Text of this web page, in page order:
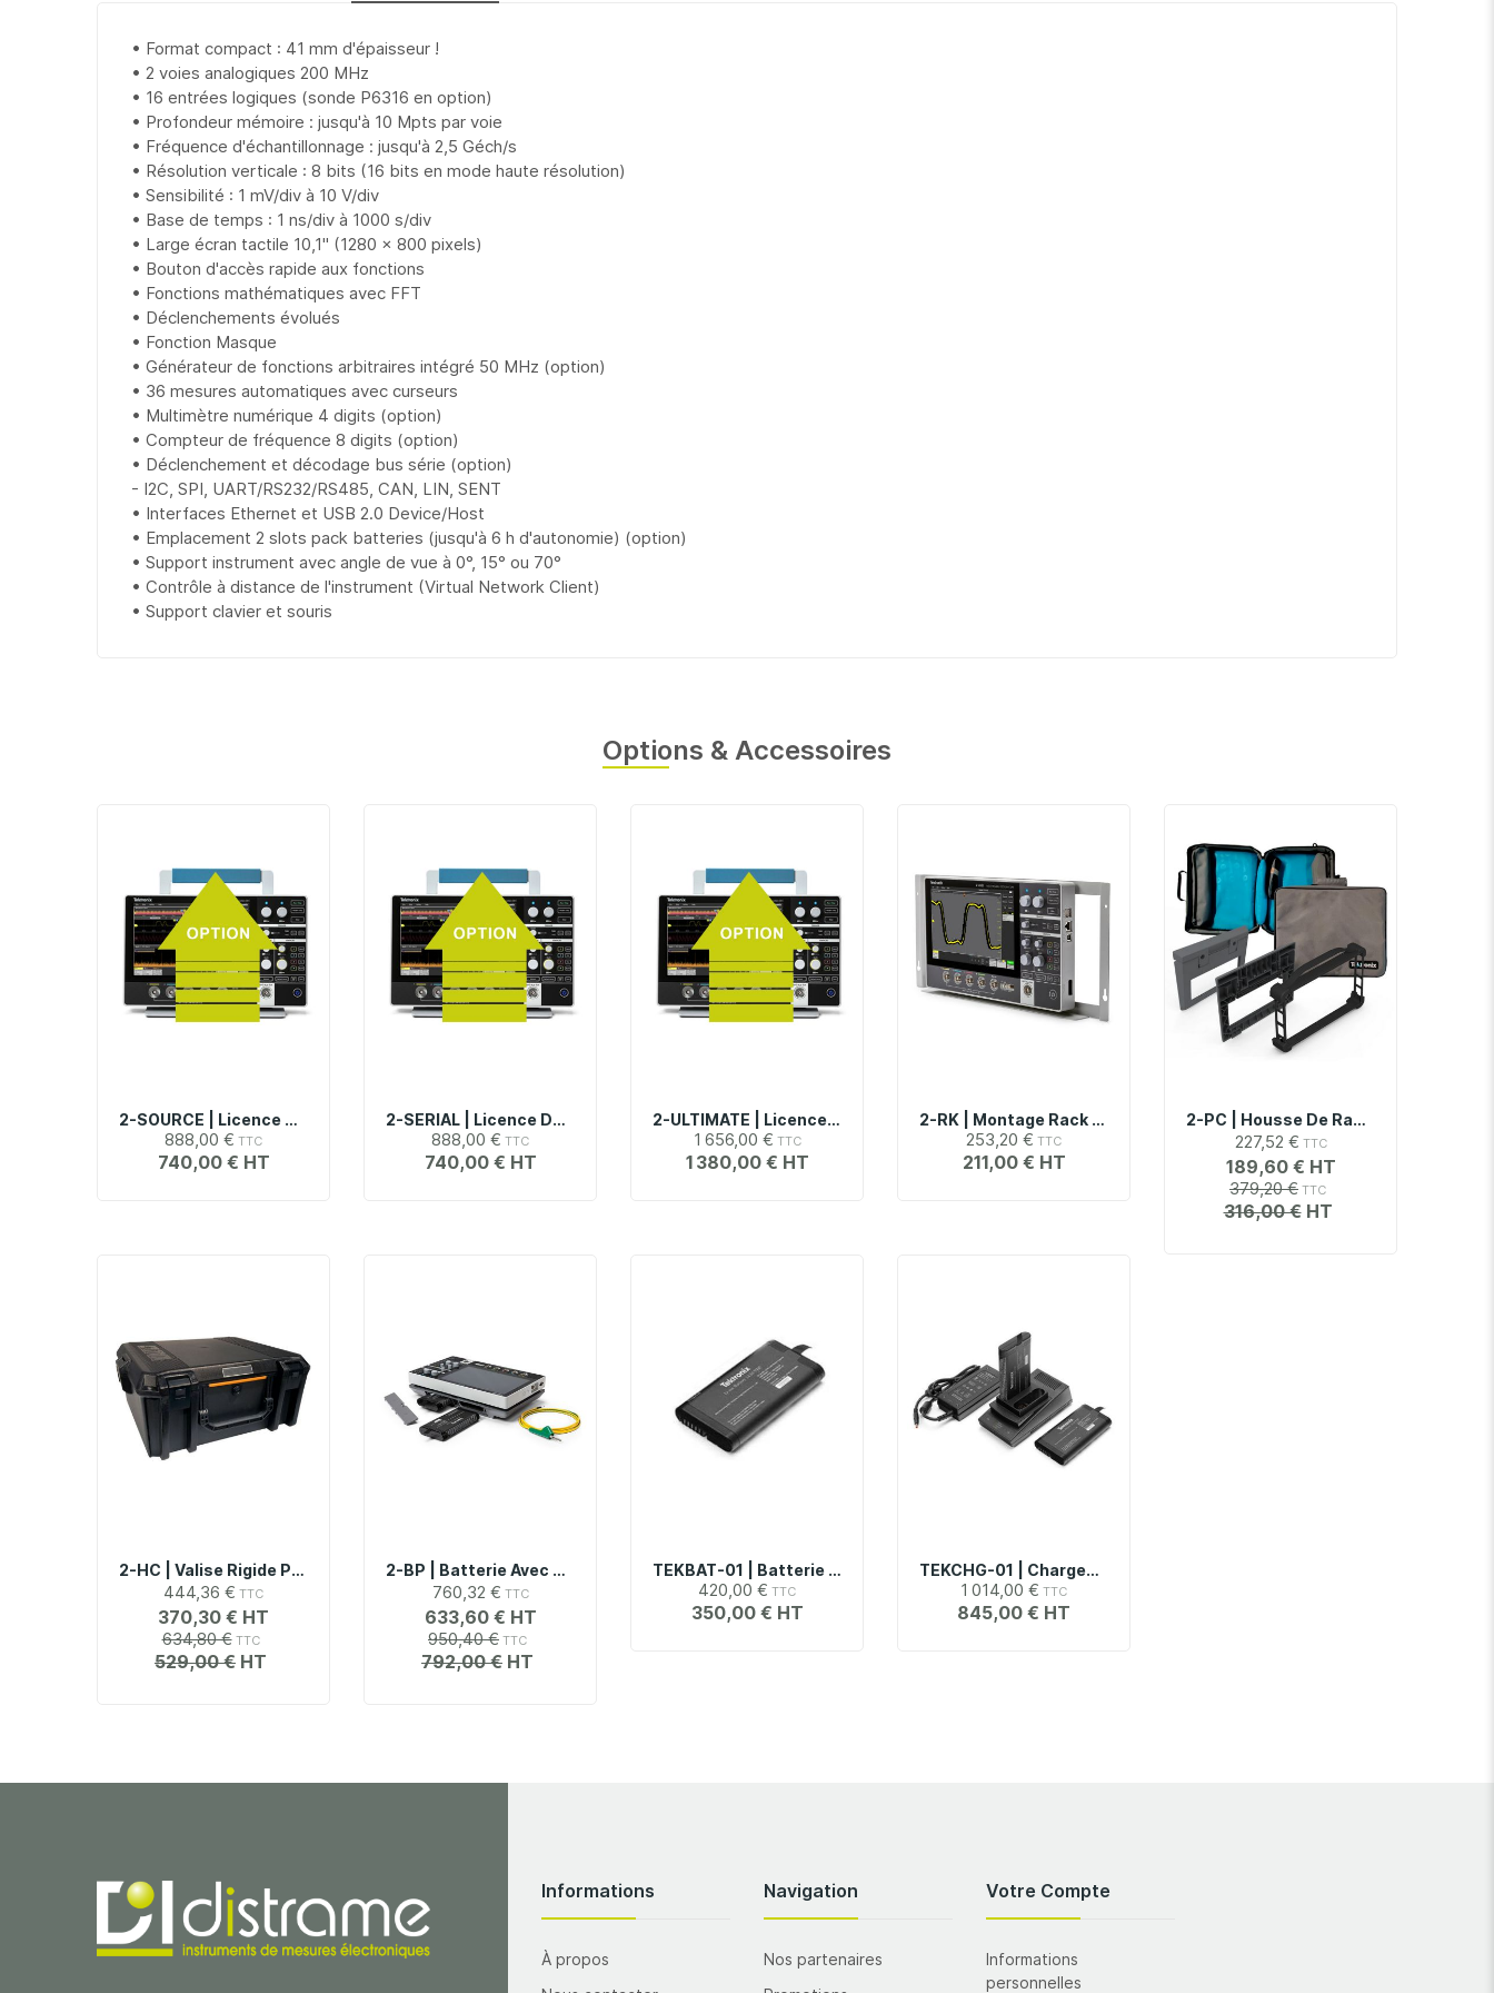
• Format compact : 41 mm d'épaisseur !
• 2 voies analogiques 200 MHz
• 16 entrées logiques (sonde P6316 en option)
• Profondeur mémoire : jusqu'à 10 Mpts par voie
• Fréquence d'échantillonnage : jusqu'à 2,5 Géch/s
• Résolution verticale : 8 bits (16 bits en mode haute résolution)
• Sensibilité : 1 mV/div à 10 V/div
• Base de temps : 1 ns/div à 1000 s/div
• Large écran tactile 10,1'' (1280 x 800 pixels)
• Bouton d'accès rapide aux fonctions
• Fonctions mathématiques avec FFT
• Déclenchements évolués
• Fonction Masque
• Générateur de fonctions arbitraires intégré 50 MHz (option)
• 36 mesures automatiques avec curseurs
• Multimètre numérique 4 digits (option)
• Compteur de fréquence 8 digits (option)
• Déclenchement et décodage bus série (option)
- I2C, SPI, UART/RS232/RS485, CAN, LIN, SENT
• Interfaces Ethernet et USB 2.0 Device/Host
• Emplacement 2 slots pack batteries (jusqu'à 6 h d'autonomie) (option)
• Support instrument avec angle de vue à 0°, 15° ou 70°
• Contrôle à distance de l'instrument (Virtual Network Client)
• Support clavier et souris
Options & Accessoires
2-SOURCE | Licence Générateur De Fonctions Arbitraires Pour Oscilloscopes Tektronix Série MSO2
888,00 €
740,00 €
2-SERIAL | Licence De Prise En Charge Des Protocoles Séries (I2C, SPI, UART, CAN, CAN-FD, SENT, LIN) Tektronix Série MSO2
888,00 €
740,00 €
2-ULTIMATE | Licence Pack Ultimate (2-SOURCE + 2-SERIAL) Pour Oscilloscopes Tektronix Série MSO2
1 656,00 €
1 380,00 €
2-RK | Montage Rack Pour Oscilloscopes Tektronix Série MSO2
253,20 €
211,00 €
2-PC | Housse De Rangement Avec Étui De Protection Pour Oscilloscopes Tektronix Série MSO2
227,52 €
189,60 €
379,20 €
316,00 €
2-HC | Valise Rigide Pour Oscilloscopes Tektronix Série MSO2
444,36 €
370,30 €
634,80 €
529,00 €
2-BP | Batterie Avec 2 Emplacements + Une Batterie Pour Oscilloscopes Tektronix MSO Série 2
760,32 €
633,60 €
950,40 €
792,00 €
TEKBAT-01 | Batterie De Rechange Supplémentaire Pour Oscilloscopes Tektronix MSO Série 2
420,00 €
350,00 €
TEKCHG-01 | Chargeur De Batterie Pour TEKBAT-01, Oscilloscopes Tektronix MSO Série 2
1 014,00 €
845,00 €
Informations
À propos
Navigation
Nos partenaires
Votre Compte
Informations
personnelles